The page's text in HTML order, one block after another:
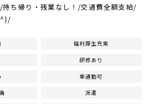
ち帰り・残業なし！/交通費全額支給/
福利厚生充実
研修あり
車通勤可
派遣